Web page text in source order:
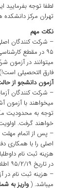
لطفا توجه بفرمایید
تهران مرکز
نکات مهم
– شرکت کنندگان
۹۵ در مقطع
میتوانند در آزمون
فارق التحصیلی است!)
آزمون دانشجو از
– شرکت کنندگان
میخواهند با آزمون
توجه به محدودیت
خواهند گرفت.
– پس از اتمام
اصلی را با
هزینه ثبت نام
در تاریخ ۹۵/۲/۱۹ اطلاع رسانی خواهد شد.
میباشد. (